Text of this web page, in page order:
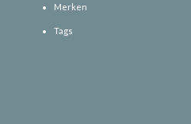
Merken
Tags